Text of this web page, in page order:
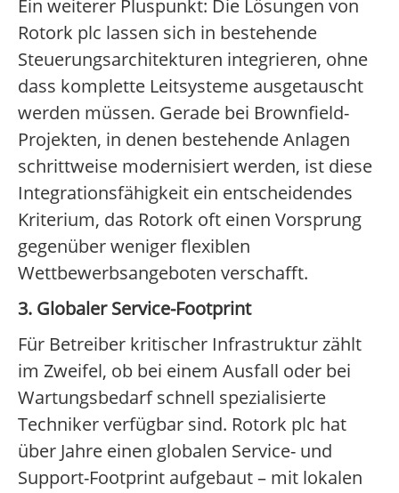
Ein weiterer Pluspunkt: Die Lösungen von
Rotork plc lassen sich in bestehende
Steuerungsarchitekturen integrieren, ohne
dass komplette Leitsysteme ausgetauscht
werden müssen. Gerade bei Brownfield-
Projekten, in denen bestehende Anlagen
schrittweise modernisiert werden, ist diese
Integrationsfähigkeit ein entscheidendes
Kriterium, das Rotork oft einen Vorsprung
gegenüber weniger flexiblen
Wettbewerbsangeboten verschafft.
3. Globaler Service-Footprint
Für Betreiber kritischer Infrastruktur zählt
im Zweifel, ob bei einem Ausfall oder bei
Wartungsbedarf schnell spezialisierte
Techniker verfügbar sind. Rotork plc hat
über Jahre einen globalen Service- und
Support-Footprint aufgebaut – mit lokalen